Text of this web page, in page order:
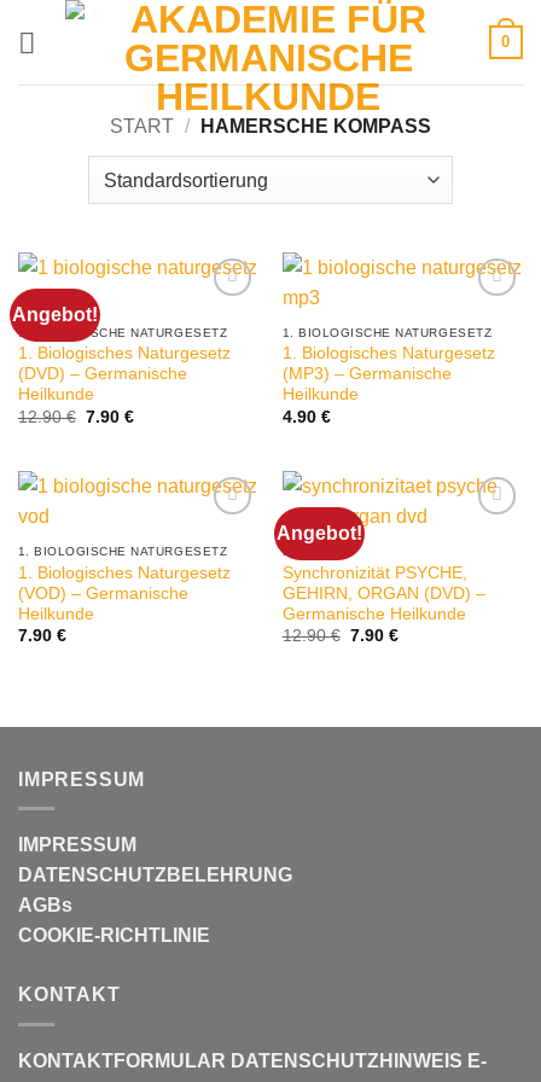
0
START / HAMERSCHE KOMPASS
Angebot!
1. BIOLOGISCHE NATURGESETZ
1. Biologisches Naturgesetz
(DVD) – Germanische
Heilkunde
12.90€ Ursprünglicher
7.90 €Aktueller
1. BIOLOGISCHE NATURGESETZ
1. Biologisches Naturgesetz
(MP3) – Germanische
Heilkunde
4.90 €
1. BIOLOGISCHE NATURGESETZ
1. Biologisches Naturgesetz
(VOD) – Germanische
Heilkunde
7.90 €
Angebot!
DHS
Synchronizität PSYCHE,
GEHIRN, ORGAN (DVD) –
Germanische Heilkunde
12.90€ Ursprünglicher
7.90 €Aktueller
IMPRESSUM
IMPRESSUM
DATENSCHUTZBELEHRUNG
AGBs
COOKIE-RICHTLINIE
KONTAKT
KONTAKTFORMULAR DATENSCHUTZHINWEIS E-